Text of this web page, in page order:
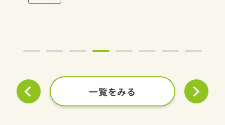
一覧をみる